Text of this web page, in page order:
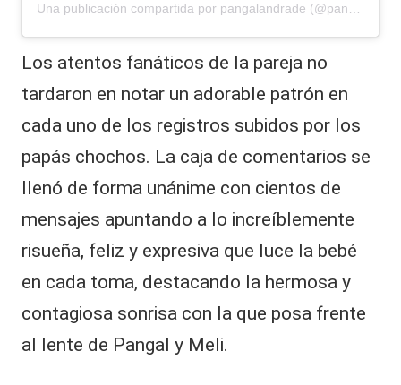
Una publicación compartida por pangalandrade (@pangalandrade)
Los atentos fanáticos de la pareja no
tardaron en notar un adorable patrón en
cada uno de los registros subidos por los
papás chochos. La caja de comentarios se
llenó de forma unánime con cientos de
mensajes apuntando a lo increíblemente
risueña, feliz y expresiva que luce la bebé
en cada toma, destacando la hermosa y
contagiosa sonrisa con la que posa frente
al lente de Pangal y Meli.